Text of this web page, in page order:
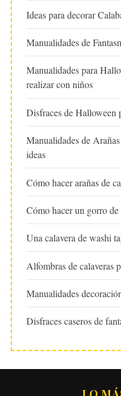
Ideas para decorar
Manualidades de
Manualidades para
realizar con niños
Disfraces de Halloween
Manualidades de
ideas
Cómo hacer arañas de
Cómo hacer un gorro de
Una calavera de washi
Alfombras de calaveras
Manualidades
Disfraces caseros de